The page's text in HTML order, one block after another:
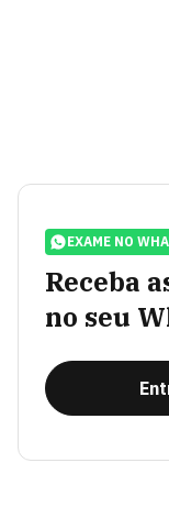
EXAME NO
Receba
no seu